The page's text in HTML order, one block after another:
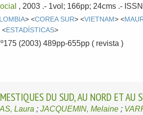
, 2003 .- 1vol; 166pp; 24cms .-
> <COREA SUR> <VIETNAM> <
<ESTADÍSTICAS>
(2003) 489pp-655pp ( revista )
DU SUD, AU NORD ET AU
Laura ;JACQUEMIN, Melaine ;